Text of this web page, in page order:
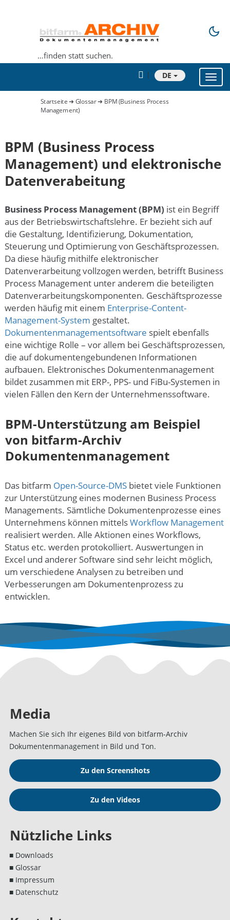
…finden statt suchen.
DE
Startseite➜Glossar➜ BPM (Business Process
Management)
BPM (Business Process
Management) und elektronische
Datenverabeitung
Business Process Management (BPM) ist ein Begriff
aus der Betriebswirtschaftslehre. Er bezieht sich auf
die Gestaltung, Identifizierung, Dokumentation,
Steuerung und Optimierung von Geschäftsprozessen.
Da diese häufig mithilfe elektronischer
Datenverarbeitung vollzogen werden, betrifft Business
Process Management unter anderem die beteiligten
Datenverarbeitungskomponenten. Geschäftsprozesse
werden häufig mit einem Enterprise-Content-
Management-System gestaltet.
Dokumentenmanagementsoftware spielt ebenfalls
eine wichtige Rolle – vor allem bei Geschäftsprozessen,
die auf dokumentengebundenen Informationen
aufbauen. Elektronisches Dokumentenmanagement
bildet zusammen mit ERP-, PPS- und FiBu-Systemen in
vielen Fällen den Kern der Unternehmenssoftware.
BPM-Unterstützung am Beispiel
von bitfarm-Archiv
Dokumentenmanagement
Das bitfarm Open-Source-DMSbietet viele Funktionen
zur Unterstützung eines modernen Business Process
Managements. Sämtliche Dokumentenprozesse eines
Unternehmens können mittelsWorkflow Management
realisiert werden. Alle Aktionen eines Workflows,
Status etc. werden protokolliert. Auswertungen in
Excel und anderer Software sind sehr leicht möglich,
um verschiedene Analysen zu betreiben und
Verbesserungen am Dokumentenprozess zu
entwicklen.
Media
Machen Sie sich Ihr eigenes Bild von bitfarm-Archiv
Dokumentenmanagement in Bild und Ton.
Zu den Screenshots
Zu den Videos
Nützliche Links
■ Downloads
■ Glossar
■ Impressum
■ Datenschutz